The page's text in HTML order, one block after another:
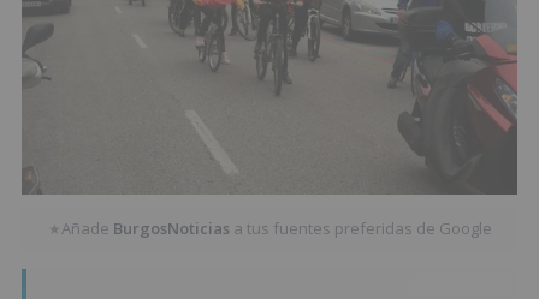
★Añade BurgosNoticias a tus fuentes preferidas de Google